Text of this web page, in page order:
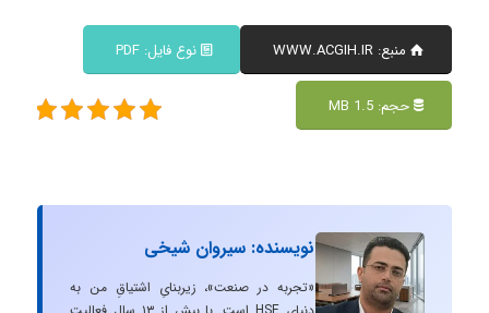
منبع: WWW.ACGIH.IR نوع فایل: PDF
حجم: 1.5 MB
نویسنده: سیروان شیخی
«تجربه در صنعت»، زیربنایِ اشتیاقِ من به